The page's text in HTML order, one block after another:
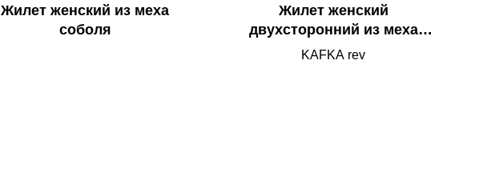
Жилет женский из меха
соболя
Жилет женский
двухсторонний из меха
куницы и текстиля
KAFKA rev